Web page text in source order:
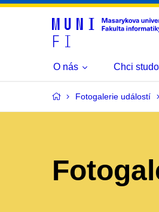
O nás Chci
Fotogalerie událostí